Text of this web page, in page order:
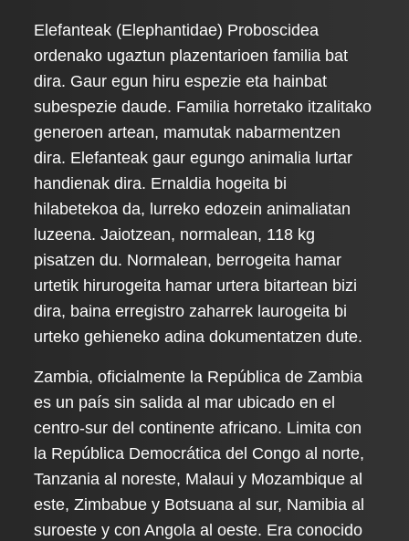
Elefanteak (Elephantidae) Proboscidea
ordenako ugaztun plazentarioen familia bat
dira. Gaur egun hiru espezie eta hainbat
subespezie daude. Familia horretako itzalitako
generoen artean, mamutak nabarmentzen
dira. Elefanteak gaur egungo animalia lurtar
handienak dira. Ernaldia hogeita bi
hilabetekoa da, lurreko edozein animaliatan
luzeena. Jaiotzean, normalean, 118 kg
pisatzen du. Normalean, berrogeita hamar
urtetik hirurogeita hamar urtera bitartean bizi
dira, baina erregistro zaharrek laurogeita bi
urteko gehieneko adina dokumentatzen dute.
Zambia, oficialmente la República de Zambia
es un país sin salida al mar ubicado en el
centro-sur del continente africano. Limita con
la República Democrática del Congo al norte,
Tanzania al noreste, Malaui y Mozambique al
este, Zimbabue y Botsuana al sur, Namibia al
suroeste y con Angola al oeste. Era conocido